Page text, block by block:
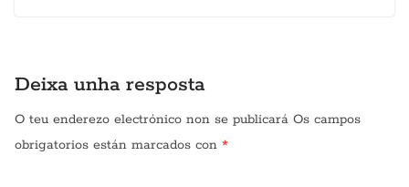
Deixa unha resposta
O teu enderezo electrónico non se publicará Os campos
obrigatorios están marcados con *